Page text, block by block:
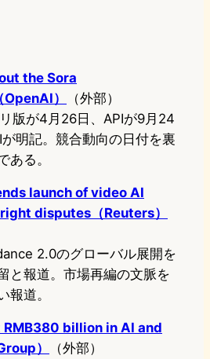
the Sora
）
（外部）
版が4月26日、APIが9月24
明記。競合動向の日付を裏
ある。
launch of video AI
disputes（Reuters）
2.0のグローバル展開を
と報道。市場再編の文脈を
報道。
billion in AI and
）
（外部）